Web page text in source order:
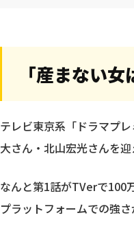
「産まない
テレビ東京系「ドラマプ
大さん・北山宏光さんを迎
なんと第1話がTVerで100
プラットフォームでの強さ